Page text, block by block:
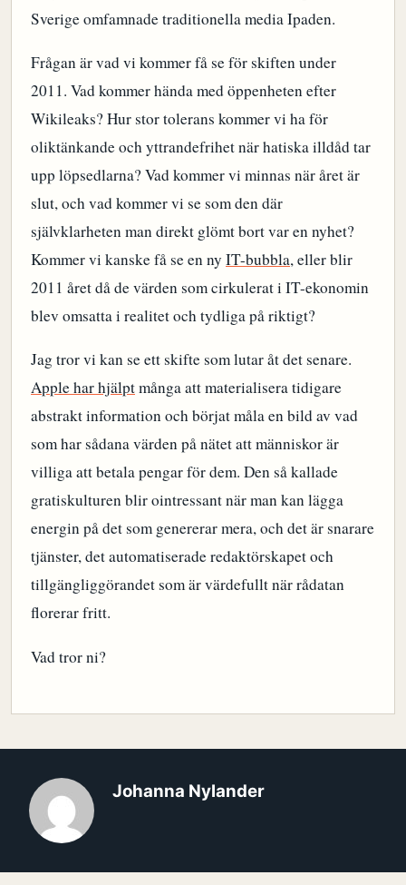
Sverige omfamnade traditionella media Ipaden.
Frågan är vad vi kommer få se för skiften under
2011. Vad kommer hända med öppenheten efter
Wikileaks? Hur stor tolerans kommer vi ha för
oliktänkande och yttrandefrihet när hatiska illdåd tar
upp löpsedlarna? Vad kommer vi minnas när året är
slut, och vad kommer vi se som den där
självklarheten man direkt glömt bort var en nyhet?
Kommer vi kanske få se en ny IT-bubbla, eller blir
2011 året då de värden som cirkulerat i IT-ekonomin
blev omsatta i realitet och tydliga på riktigt?
Jag tror vi kan se ett skifte som lutar åt det senare.
Apple har hjälptmånga att materialisera tidigare
abstrakt information och börjat måla en bild av vad
som har sådana värden på nätet att människor är
villiga att betala pengar för dem. Den så kallade
gratiskulturen blir ointressant när man kan lägga
energin på det som genererar mera, och det är snarare
tjänster, det automatiserade redaktörskapet och
tillgängliggörandet som är värdefullt när rådatan
florerar fritt.
Vad tror ni?
Johanna Nylander